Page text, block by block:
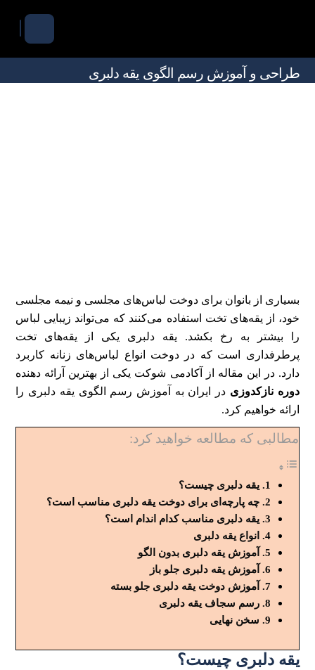
طراحی و آموزش رسم الگوی یقه دلبری
بسیاری از بانوان برای دوخت لباس‌های مجلسی و نیمه مجلسی
خود، از یقه‌های تخت استفاده می‌کنند که می‌تواند زیبایی لباس
را بیشتر به رخ بکشد. یقه دلبری یکی از یقه‌های تخت
پرطرفداری است که در دوخت انواع لباس‌های زنانه کاربرد
دارد. در این مقاله از آکادمی شوکت یکی از بهترین آرائه دهنده
دوره نازکدوزی در ایران به آموزش رسم الگوی یقه دلبری را
ارائه خواهیم کرد.
مطالبی که مطالعه خواهید کرد:
یقه دلبری چیست؟
چه پارچه‌ای برای دوخت یقه دلبری مناسب است؟
یقه دلبری مناسب کدام اندام است؟
انواع یقه دلبری
آموزش یقه دلبری بدون الگو
آموزش یقه دلبری جلو باز
آموزش دوخت یقه دلبری جلو بسته
رسم سجاف یقه دلبری
سخن نهایی
یقه دلبری چیست؟